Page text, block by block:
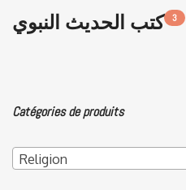
كتب الحديث النبوي 3
Catégories de produits
Religion